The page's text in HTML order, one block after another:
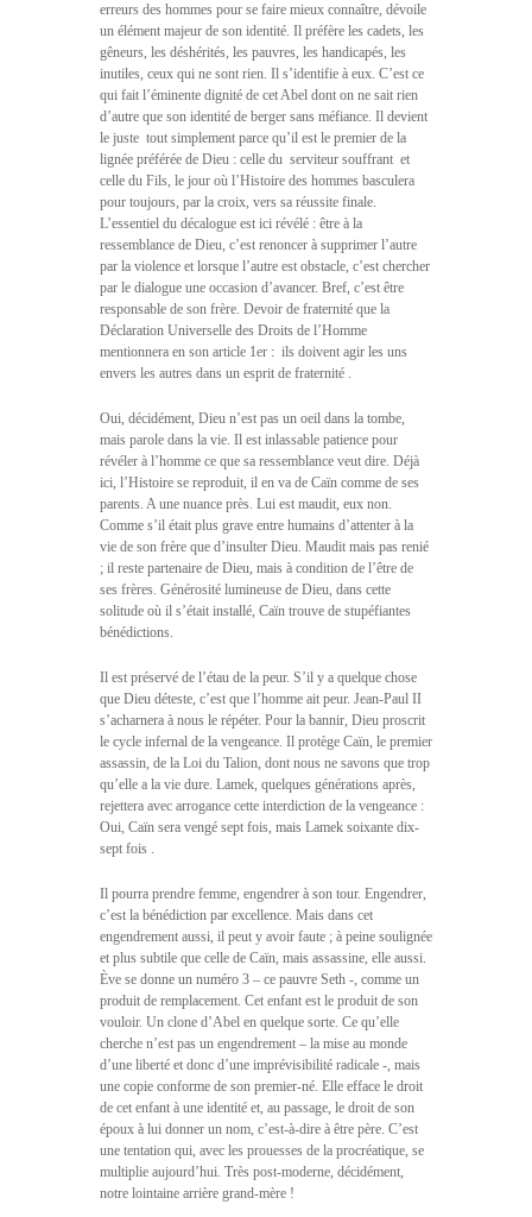
erreurs des hommes pour se faire mieux connaître, dévoile
un élément majeur de son identité. Il préfère les cadets, les
gêneurs, les déshérités, les pauvres, les handicapés, les
inutiles, ceux qui ne sont rien. Il s’identifie à eux. C’est ce
qui fait l’éminente dignité de cet Abel dont on ne sait rien
d’autre que son identité de berger sans méfiance. Il devient 
le juste  tout simplement parce qu’il est le premier de la
lignée préférée de Dieu : celle du  serviteur souffrant  et
celle du Fils, le jour où l’Histoire des hommes basculera
pour toujours, par la croix, vers sa réussite finale.
L’essentiel du décalogue est ici révélé : être à la
ressemblance de Dieu, c’est renoncer à supprimer l’autre
par la violence et lorsque l’autre est obstacle, c’est chercher
par le dialogue une occasion d’avancer. Bref, c’est être
responsable de son frère. Devoir de fraternité que la
Déclaration Universelle des Droits de l’Homme
mentionnera en son article 1er :  ils doivent agir les uns
envers les autres dans un esprit de fraternité .
Oui, décidément, Dieu n’est pas un oeil dans la tombe,
mais parole dans la vie. Il est inlassable patience pour
révéler à l’homme ce que sa ressemblance veut dire. Déjà
ici, l’Histoire se reproduit, il en va de Caïn comme de ses
parents. A une nuance près. Lui est maudit, eux non.
Comme s’il était plus grave entre humains d’attenter à la
vie de son frère que d’insulter Dieu. Maudit mais pas renié
; il reste partenaire de Dieu, mais à condition de l’être de
ses frères. Générosité lumineuse de Dieu, dans cette
solitude où il s’était installé, Caïn trouve de stupéfiantes
bénédictions.
Il est préservé de l’étau de la peur. S’il y a quelque chose
que Dieu déteste, c’est que l’homme ait peur. Jean-Paul II
s’acharnera à nous le répéter. Pour la bannir, Dieu proscrit
le cycle infernal de la vengeance. Il protège Caïn, le premier
assassin, de la Loi du Talion, dont nous ne savons que trop
qu’elle a la vie dure. Lamek, quelques générations après,
rejettera avec arrogance cette interdiction de la vengeance : 
Oui, Caïn sera vengé sept fois, mais Lamek soixante dix-
sept fois .
Il pourra prendre femme, engendrer à son tour. Engendrer,
c’est la bénédiction par excellence. Mais dans cet
engendrement aussi, il peut y avoir faute ; à peine soulignée
et plus subtile que celle de Caïn, mais assassine, elle aussi.
Ève se donne un numéro 3 – ce pauvre Seth -, comme un
produit de remplacement. Cet enfant est le produit de son
vouloir. Un clone d’Abel en quelque sorte. Ce qu’elle
cherche n’est pas un engendrement – la mise au monde
d’une liberté et donc d’une imprévisibilité radicale -, mais
une copie conforme de son premier-né. Elle efface le droit
de cet enfant à une identité et, au passage, le droit de son
époux à lui donner un nom, c’est-à-dire à être père. C’est
une tentation qui, avec les prouesses de la procréatique, se
multiplie aujourd’hui. Très post-moderne, décidément,
notre lointaine arrière grand-mère !